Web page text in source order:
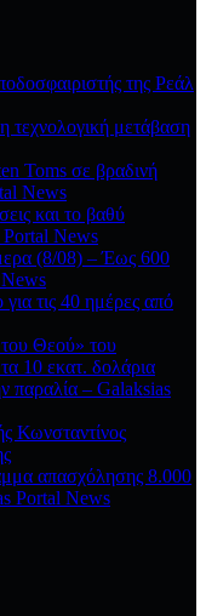
της Ρεάλ
τεχνολογική μετάβαση
Toms σε βραδινή
News
και το βαθύ
Portal News
(8/08) – Έως 600
τις 40 ημέρες από
Θεού» του
10 εκατ. δολάρια
παραλία – Galaksias
Κωνσταντίνος
απασχόλησης 8.000
Portal News